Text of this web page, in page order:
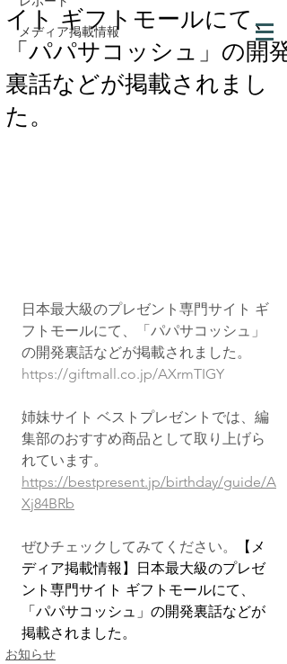
メディア掲載情報
イト ギフトモールにて、
「パパサコッシュ」の開発
裏話などが掲載されまし
た。
日本最大級のプレゼント専門サイト ギ
フトモールにて、「パパサコッシュ」
の開発裏話などが掲載されました。
https://giftmall.co.jp/AXrmTIGY
姉妹サイト ベストプレゼントでは、編
集部のおすすめ商品として取り上げら
れています。
https://bestpresent.jp/birthday/guide/A
Xj84BRb
ぜひチェックしてみてください。
【メ
ディア掲載情報】日本最大級のプレゼ
ント専門サイト ギフトモールにて、
「パパサコッシュ」の開発裏話などが
掲載されました。
お知らせ